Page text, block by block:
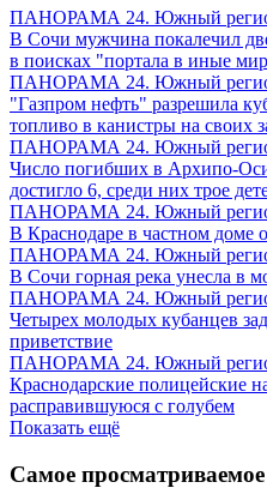
ПАНОРАМА 24. Южный
В Сочи мужчина покалечил
в поисках "портала в иные
ПАНОРАМА 24. Южный
"Газпром нефть" разрешила
топливо в канистры на своих
ПАНОРАМА 24. Южный
Число погибших в Архипо-
достигло 6, среди них трое
ПАНОРАМА 24. Южный
В Краснодаре в частном
ПАНОРАМА 24. Южный
В Сочи горная река унесла в
ПАНОРАМА 24. Южный
Четырех молодых кубанцев
приветствие
ПАНОРАМА 24. Южный
Краснодарские полицейские
расправившуюся с голубем
Показать ещё
Самое просматриваемое